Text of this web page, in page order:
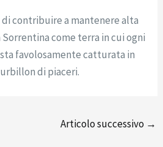
contribuire a mantenere alta
come terra in cui ogni
favolosamente catturata in
di piaceri.
Articolo successivo →